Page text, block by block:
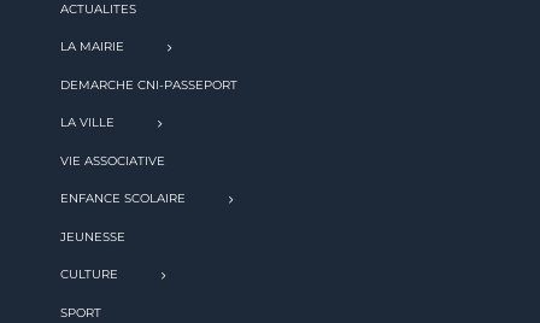
ACTUALITES
LA MAIRIE
DEMARCHE CNI-PASSEPORT
LA VILLE
VIE ASSOCIATIVE
ENFANCE SCOLAIRE
JEUNESSE
CULTURE
SPORT